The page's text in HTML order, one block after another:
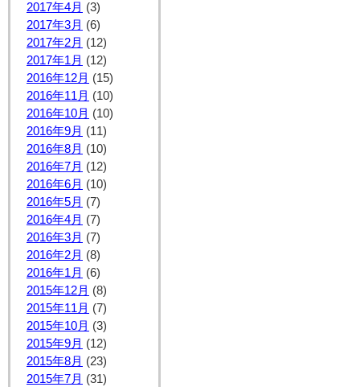
2017年4月 (3)
2017年3月 (6)
2017年2月 (12)
2017年1月 (12)
2016年12月 (15)
2016年11月 (10)
2016年10月 (10)
2016年9月 (11)
2016年8月 (10)
2016年7月 (12)
2016年6月 (10)
2016年5月 (7)
2016年4月 (7)
2016年3月 (7)
2016年2月 (8)
2016年1月 (6)
2015年12月 (8)
2015年11月 (7)
2015年10月 (3)
2015年9月 (12)
2015年8月 (23)
2015年7月 (31)